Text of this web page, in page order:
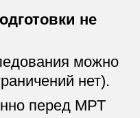
не
можно
нет).
перед МРТ